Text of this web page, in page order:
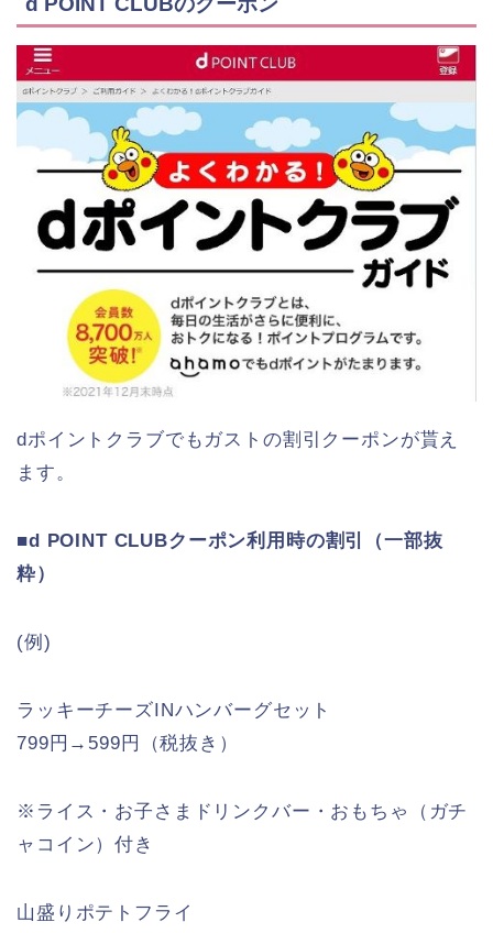
dポイントクラブでもガストの割引クーポンが貰え
ます。
■d POINT CLUBクーポン利用時の割引（一部抜
粋）
(例)
ラッキーチーズINハンバーグセット
799円→599円（税抜き）
※ライス・お子さまドリンクバー・おもちゃ（ガチ
ャコイン）付き
山盛りポテトフライ